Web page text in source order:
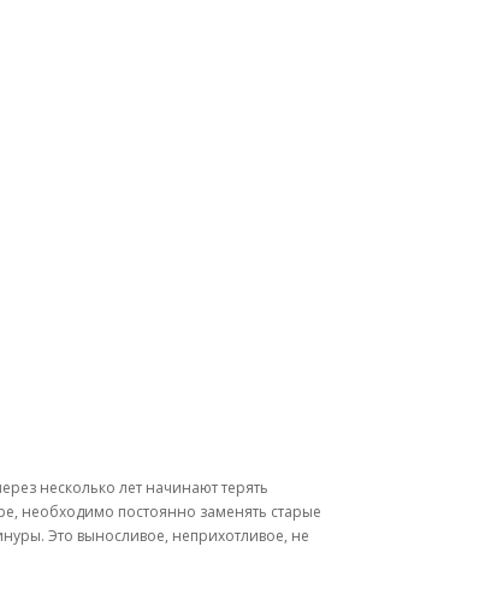
несколько лет начинают терять
необходимо постоянно заменять старые
Это выносливое, неприхотливое, не